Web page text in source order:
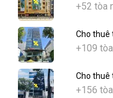
+52 tòa
Cho thuê
+109
Cho thuê
+156